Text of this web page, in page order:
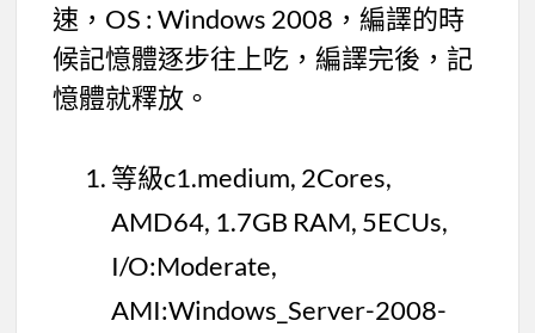
速，OS : Windows 2008，編譯的時
候記憶體逐步往上吃，編譯完後，記
憶體就釋放。
等級c1.medium, 2Cores,
AMD64, 1.7GB RAM, 5ECUs,
I/O:Moderate,
AMI:Windows_Server-2008-